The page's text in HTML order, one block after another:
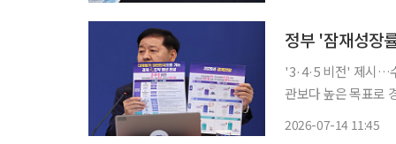
'3·4·5 비전' 제시…
관보다 높은 목표로 경제 대도약 추진 정부가 잠재
2026-07-14 11:45